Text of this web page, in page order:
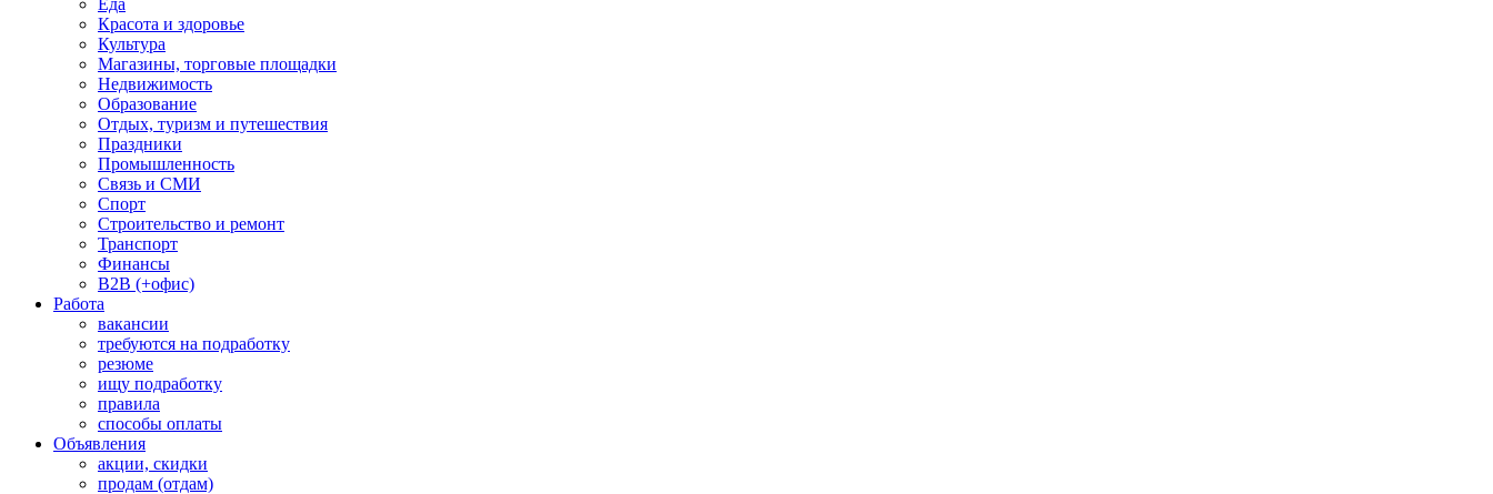
Еда
Красота и здоровье
Культура
Магазины, торговые площадки
Недвижимость
Образование
Отдых, туризм и путешествия
Праздники
Промышленность
Связь и СМИ
Спорт
Строительство и ремонт
Транспорт
Финансы
B2B (+офис)
Работа
вакансии
требуются на подработку
резюме
ищу подработку
правила
способы оплаты
Объявления
акции, скидки
продам (отдам)